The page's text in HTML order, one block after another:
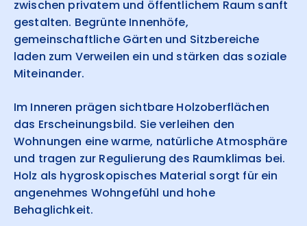
zwischen privatem und öffentlichem Raum sanft
gestalten. Begrünte Innenhöfe,
gemeinschaftliche Gärten und Sitzbereiche
laden zum Verweilen ein und stärken das soziale
Miteinander.
Im Inneren prägen sichtbare Holzoberflächen
das Erscheinungsbild. Sie verleihen den
Wohnungen eine warme, natürliche Atmosphäre
und tragen zur Regulierung des Raumklimas bei.
Holz als hygroskopisches Material sorgt für ein
angenehmes Wohngefühl und hohe
Behaglichkeit.